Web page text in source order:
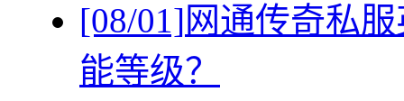
[08/01]网通传奇私
能等级？